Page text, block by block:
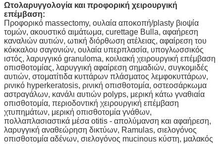
Ωτολαρυγγολογία και προφορική χειρουργική
επέμβαση:
Προφορικό massectomy, ουλαία αποκοπή/plasty βιοψία
τομών, ακουστικό αιμάτωμα, curettage Bulla, αφαήρεση
καναλιών αυτιών, ωτική διόρθωση ατέλειας, αφαίρεση του
κόκκαλου σαγονιών, ουλαία υπερπλασία, υπογλωσσικός
ιστός, λαρυγγικό granuloma, κοιλιακή χειρουργική επέμβαση
οπισθοτομίας, λαρυγγική αφαίρεση σημαδιών, συγκομιδές
αυτιών, στοματίτιδα κυττάρων πλάσματος λεμφοκυττάρων,
ρινικό hyperkeratosis, ρινική οπισθοτομία, οστεοσάρκωμα
αστραγάλων, κανάλι αυτιών polyps, μερική κάτω γναθιαία
οπισθοτομία, περιοδοντική χειρουργική επέμβαση
χτυπημάτων, μερική οπισθοτομία γνάθων,
πολλαπλασιαστικά μέσα otitis - απολύμανση και αφαήρεση,
λαρυγγική αναθεώρηση δικτύων, Ramulas, σιελογόνος
οπισθοτομία αδένων, σιελογόνος mucinous κύστη, μαλακός